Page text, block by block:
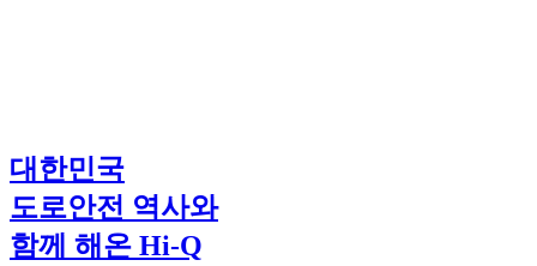
대한민국
도로안전 역사와
함께 해온 Hi-Q